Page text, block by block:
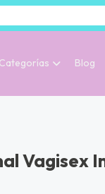
Categorías Blog
Vagisex